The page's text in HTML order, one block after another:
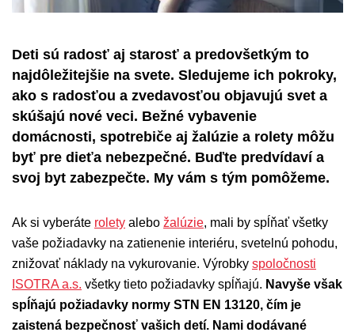
Deti sú radosť aj starosť a predovšetkým to
najdôležitejšie na svete. Sledujeme ich pokroky,
ako s radosťou a zvedavosťou objavujú svet a
skúšajú nové veci. Bežné vybavenie
domácnosti, spotrebiče aj žalúzie a rolety môžu
byť pre dieťa nebezpečné. Buďte predvídaví a
svoj byt zabezpečte. My vám s tým pomôžeme.
Ak si vyberáte rolety alebo žalúzie, mali by spĺňať všetky
vaše požiadavky na zatienenie interiéru, svetelnú pohodu,
znižovať náklady na vykurovanie. Výrobky spoločnosti
ISOTRA a.s. všetky tieto požiadavky spĺňajú. Navyše však
spĺňajú požiadavky normy STN EN 13120, čím je
zaistená bezpečnosť vašich detí. Nami dodávané